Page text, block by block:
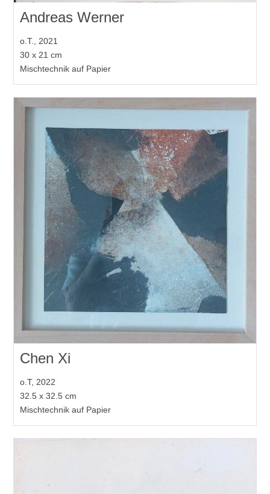
Andreas Werner
o.T., 2021
30 x 21 cm
Mischtechnik auf Papier
Chen Xi
o.T, 2022
32.5 x 32.5 cm
Mischtechnik auf Papier